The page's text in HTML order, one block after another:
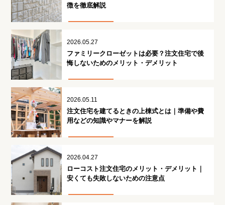
徴を徹底解説
2026.05.27
ファミリークローゼットは必要？注文住宅で後
悔しないためのメリット・デメリット
2026.05.11
注文住宅を建てるときの上棟式とは｜準備や費
用などの知識やマナーを解説
2026.04.27
ローコスト注文住宅のメリット・デメリット｜
安くても失敗しないための注意点